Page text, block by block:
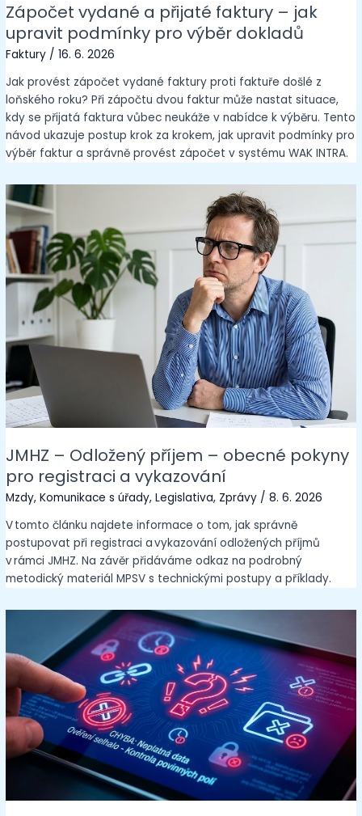
Zápočet vydané a přijaté faktury – jak
upravit podmínky pro výběr dokladů
Faktury /16. 6. 2026
Jak provést zápočet vydané faktury proti faktuře došlé z
loňského roku? Při zápočtu dvou faktur může nastat situace,
kdy se přijatá faktura vůbec neukáže v nabídce k výběru. Tento
návod ukazuje postup krok za krokem, jak upravit podmínky pro
výběr faktur a správně provést zápočet v systému WAK INTRA.
JMHZ – Odložený příjem – obecné pokyny
pro registraci a vykazování
Mzdy,Komunikace s úřady,Legislativa, Zprávy /8. 6. 2026
V tomto článku najdete informace o tom, jak správně
postupovat při registraci a vykazování odložených příjmů
v rámci JMHZ. Na závěr přidáváme odkaz na podrobný
metodický materiál MPSV s technickými postupy a příklady.